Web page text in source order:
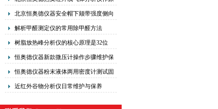
理
北京恒奥德仪器安全帽下颏带强度侧向
刚性测试仪作使用
解析甲醛测定仪的常用除甲醛方法
树脂放热峰分析仪的核心原理是32位
CORTEX-M4微处理器
恒奥德仪器新款微压计操作步骤维护保
养
恒奥德仪器粉末液体两用密度计测试固
体密度操作步骤
近红外谷物分析仪日常维护与保养